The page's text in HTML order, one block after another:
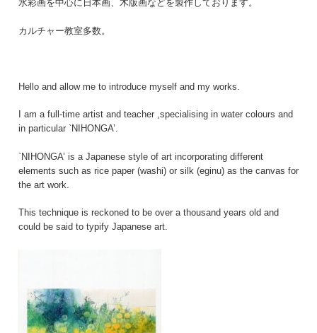
水彩画を中心に日本画、木版画などを製作しております。
カルチャー教室多数。
Hello and allow me to introduce myself and my works.
I am a full-time artist and teacher ,specialising in water colours and
in particular `NIHONGA’.
`NIHONGA’ is a Japanese style of art incorporating different
elements such as rice paper (washi) or silk (eginu) as the canvas for
the art work.
This technique is reckoned to be over a thousand years old and
could be said to typify Japanese art.